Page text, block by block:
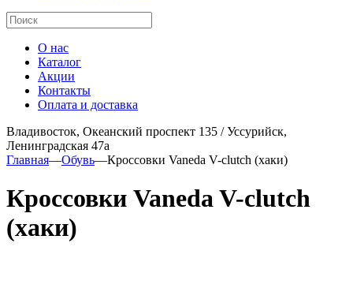
О нас
Каталог
Акции
Контакты
Оплата и доставка
Владивосток, Океанский проспект 135 / Уссурийск,
Ленинградская 47а
Главная—Обувь—Кроссовки Vaneda V-clutch (хаки)
Кроссовки Vaneda V-clutch
(хаки)